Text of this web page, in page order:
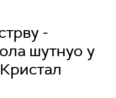
-
шутнуо у